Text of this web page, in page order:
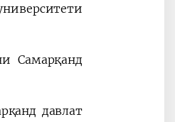
Самарқанд
давлат